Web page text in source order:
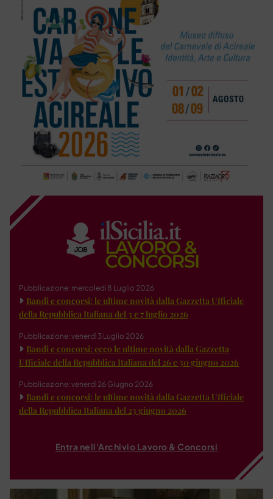
Pubblicazione: mercoledì 8 Luglio 2026
Bandi e concorsi: le ultime novità dalla Gazzetta Ufficiale
della Repubblica Italiana del 3 e 7 luglio 2026
Pubblicazione: venerdì 3 Luglio 2026
Bandi e concorsi: ecco le ultime novità dalla Gazzetta
Ufficiale della Repubblica Italiana del 26 e 30 giugno 2026
Pubblicazione: venerdì 26 Giugno 2026
Bandi e concorsi: le ultime novità dalla Gazzetta Ufficiale
della Repubblica Italiana del 23 giugno 2026
Entra nell'Archivio Lavoro & Concorsi